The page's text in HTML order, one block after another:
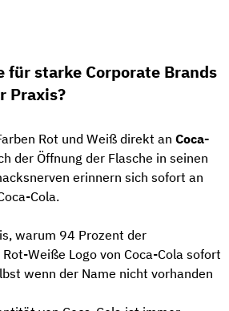
für starke Corporate Brands
Praxis?
Rot und Weiß direkt an Coca-
der Öffnung der Flasche in seinen
erinnern sich sofort an
Cola.
warum 94 Prozent der
Weiße Logo von Coca-Cola sofort
wenn der Name nicht vorhanden